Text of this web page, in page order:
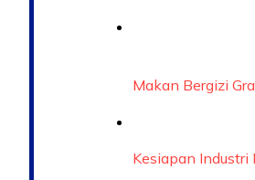
Makan Bergizi
Kesiapan Industri